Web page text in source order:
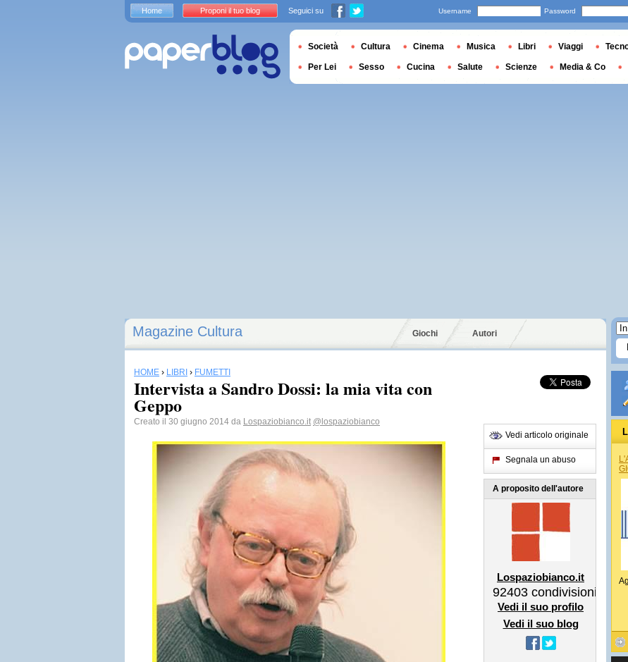
Magazine Cultura Giochi Autori
HOME › LIBRI › FUMETTI
Intervista a Sandro Dossi: la mia vita con
Geppo
Creato il 30 giugno 2014 da Lospaziobianco.it @lospaziobianco
Vedi articolo originale
Segnala un abuso
A proposito dell'autore
Lospaziobianco.it
92403 condivisioni
Vedi il suo profilo
Vedi il suo blog
Home Proponi il tuo blog Seguici su Username Password
Società Cultura Cinema Musica Libri Viaggi
Per Lei Sesso Cucina Salute Scienze Media & Co